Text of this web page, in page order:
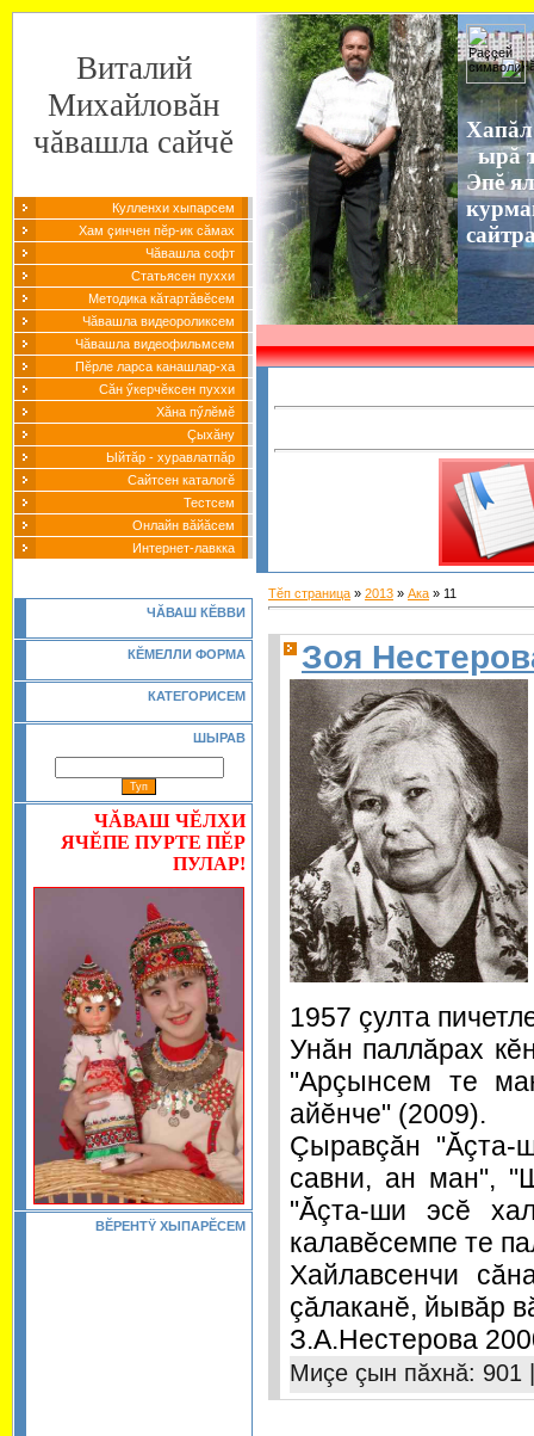
Виталий
Михайловăн
чăвашла сайчĕ
Кулленхи хыпарсем
Хам çинчен пĕр-ик сăмах
Чăвашла софт
Статьясен пуххи
Методика кăтартăвĕсем
Чăвашла видеороликсем
Чăвашла видеофильмсем
Пĕрле ларса канашлар-ха
Сăн ӳкерчĕксен пуххи
Хăна пӳлĕмĕ
Çыхăну
Ыйтăр - хуравлатпăр
Сайтсен каталогĕ
Тестсем
Онлайн вăйăсем
Интернет-лавкка
ЧĂВАШ КĔВВИ
КĔМЕЛЛИ ФОРМА
КАТЕГОРИСЕМ
ШЫРАВ
ЧĂВАШ ЧĔЛХИ
ЯЧĔПЕ ПУРТЕ ПĔР
ПУЛАР!
ВĔРЕНТŸ ХЫПАРĔСЕМ
ырă
Эпĕ
Тĕп страница » 2013 » Ака » 11
Зоя
1957 çулта
Унăн паллăрах
"Арçынсем те
айĕнче" (2009).
Çыравçăн
савни, ан ман",
"Ăçта-ши эсĕ
калавĕсемпе те
Хайлавсенчи
çăлаканĕ, йывăр
З.А.Нестерова
Миçе çын пăхнă: 901